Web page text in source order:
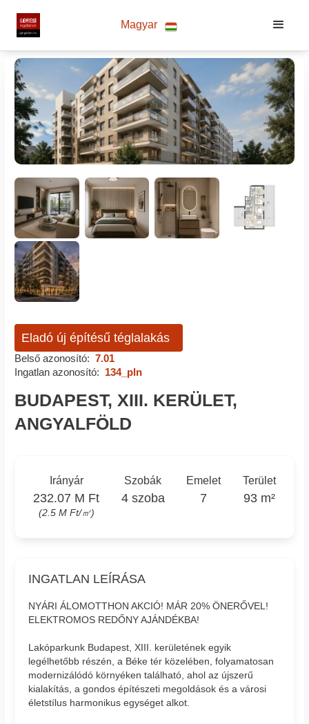
Magyar
Eladó új építésű téglalakás
Belső azonosító: 7.01
Ingatlan azonosító: 134_pln
BUDAPEST, XIII. KERÜLET,
ANGYALFÖLD
Irányár
232.07 M Ft
(2.5 M Ft/㎡)
Szobák
4 szoba
Emelet
7
Terület
93 m²
INGATLAN LEÍRÁSA
NYÁRI ÁLOMOTTHON AKCIÓ! MÁR 20% ÖNERŐVEL!
ELEKTROMOS REDŐNY AJÁNDÉKBA!
Lakóparkunk Budapest, XIII. kerületének egyik
legélhetőbb részén, a Béke tér közelében, folyamatosan
modernizálódó környéken található, ahol az újszerű
kialakítás, a gondos építészeti megoldások és a városi
életstílus harmonikus egységet alkot.